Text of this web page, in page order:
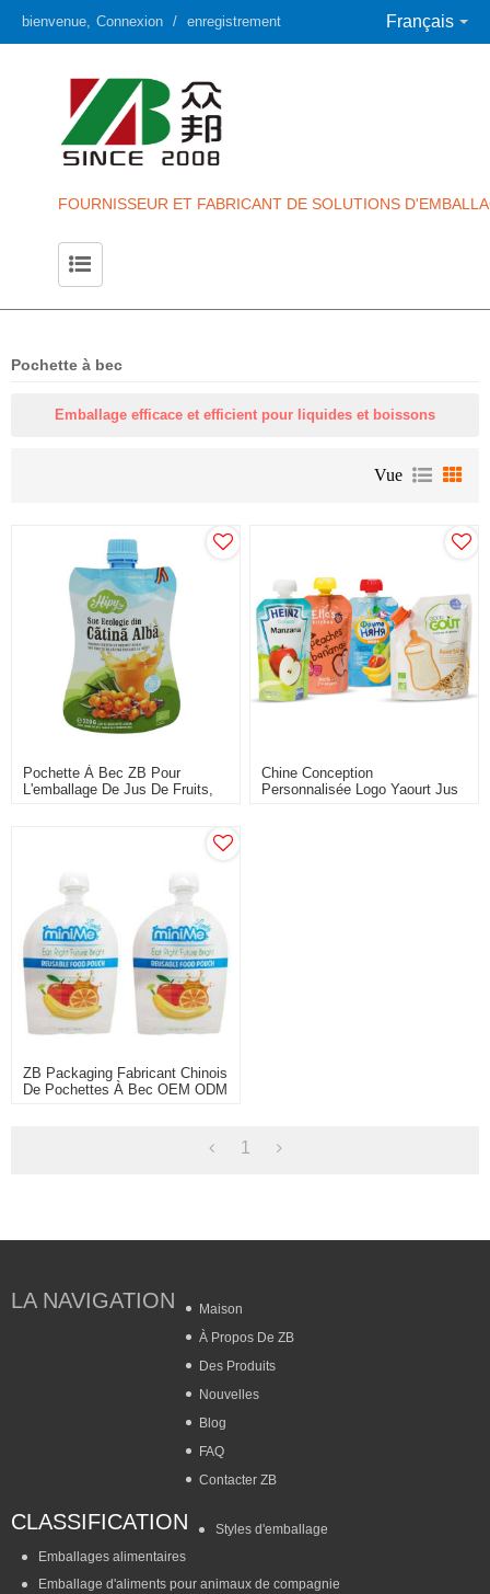
bienvenue, Connexion / enregistrement Français
FOURNISSEUR ET FABRICANT DE SOLUTIONS
Pochette à bec
Emballage efficace et efficient pour liquides et boissons
Vue
Pochette À Bec ZB Pour
L'emballage De Jus De Fruits,
Chine Conception
Personnalisée Logo Yaourt Jus
ZB Packaging Fabricant Chinois
De Pochettes À Bec OEM ODM
1
LA NAVIGATION
Maison
À Propos De ZB
Des Produits
Nouvelles
Blog
FAQ
Contacter ZB
CLASSIFICATION
Styles d'emballage
Emballages alimentaires
Emballage d'aliments pour animaux de compagnie